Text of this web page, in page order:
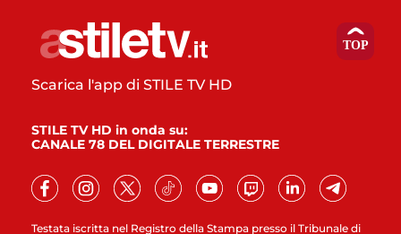
Testata iscritta nel Registro della Stampa presso il Tribunale di
Scarica l'app di STILE TV HD
STILE TV HD in onda su:
CANALE 78 DEL DIGITALE TERRESTRE